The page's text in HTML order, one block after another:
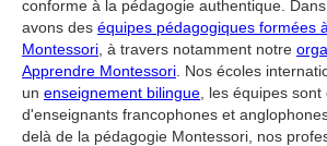
conforme à la pédagogie authentique.
avons des équipes pédagogiques formées
Montessori , à travers notamment notre
Apprendre Montessori . Nos écoles
un enseignement bilingue , les équipes
d'enseignants francophones et
delà de la pédagogie Montessori, nos